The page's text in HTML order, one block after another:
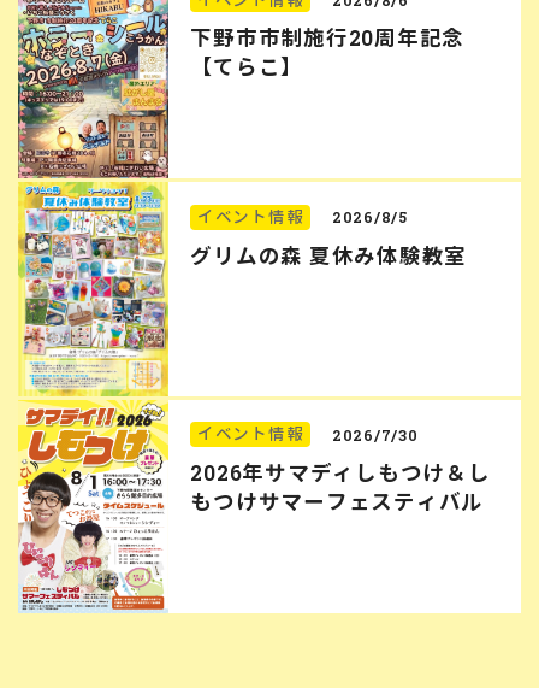
下野市市制施行20周年記念
【てらこ】
イベント情報 2026/8/5
グリムの森 夏休み体験教室
イベント情報 2026/7/30
2026年サマディしもつけ＆し
もつけサマーフェスティバル